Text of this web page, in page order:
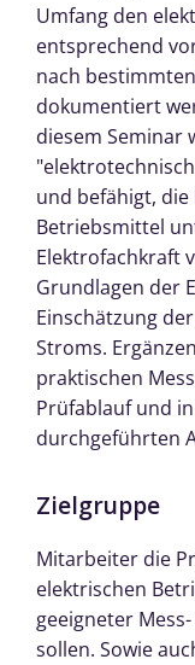
Umfang den
entsprechend
nach
dokumentiert
diesem Seminar
und befähigt,
Betriebsmittel
Elektrofachkraft
Grundlagen der
Einschätzung
Stroms.
praktischen
Prüfablauf und
durchgeführten
Zielgruppe
Mitarbeiter die
elektrischen
geeigneter
sollen. Sowie